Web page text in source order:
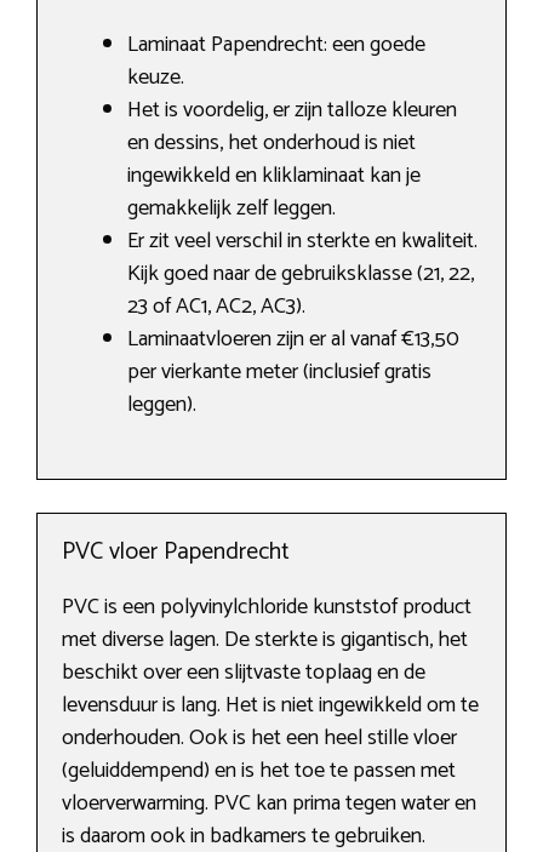
Laminaat Papendrecht: een goede
keuze.
Het is voordelig, er zijn talloze kleuren
en dessins, het onderhoud is niet
ingewikkeld en kliklaminaat kan je
gemakkelijk zelf leggen.
Er zit veel verschil in sterkte en kwaliteit.
Kijk goed naar de gebruiksklasse (21, 22,
23 of AC1, AC2, AC3).
Laminaatvloeren zijn er al vanaf €13,50
per vierkante meter (inclusief gratis
leggen).
PVC vloer Papendrecht
PVC is een polyvinylchloride kunststof product
met diverse lagen. De sterkte is gigantisch, het
beschikt over een slijtvaste toplaag en de
levensduur is lang. Het is niet ingewikkeld om te
onderhouden. Ook is het een heel stille vloer
(geluiddempend) en is het toe te passen met
vloerverwarming. PVC kan prima tegen water en
is daarom ook in badkamers te gebruiken.